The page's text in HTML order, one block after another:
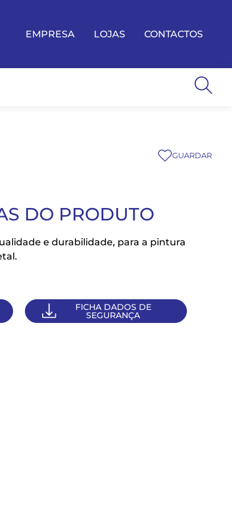
EMPRESA LOJAS CONTACTOS
GUARDAR
DO PRODUTO
e durabilidade, para a pintura
FICHA DADOS DE
SEGURANÇA